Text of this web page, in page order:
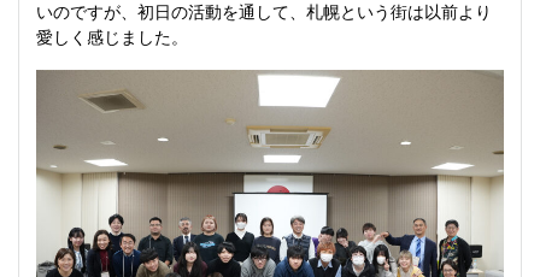
いのですが、初日の活動を通して、札幌という街は以前より
愛しく感じました。